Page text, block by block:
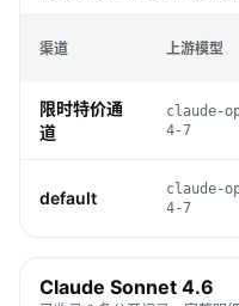
渠道 上游模型
限时特价通
道
claude-
4-7
default
claude-
4-7
Claude Sonnet 4.6